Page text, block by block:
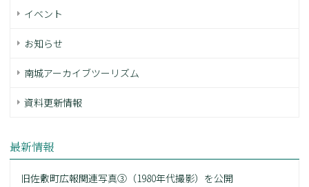
イベント
お知らせ
南城アーカイブツーリズム
資料更新情報
最新情報
旧佐敷町広報関連写真③（1980年代撮影）を公開